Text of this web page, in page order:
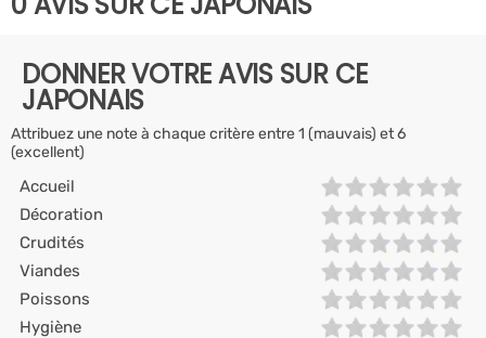
DONNER VOTRE AVIS SUR CE
JAPONAIS
Attribuez une note à chaque critère entre 1 (mauvais) et 6
(excellent)
Accueil
Décoration
Crudités
Viandes
Poissons
Hygiène